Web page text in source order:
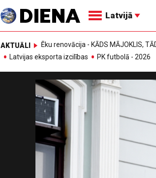
Latvijā
AKTUĀLI Ēku renovācija - KĀDS MĀJOKLIS,
Latvijas eksporta izcilības
PK futbolā - 2026